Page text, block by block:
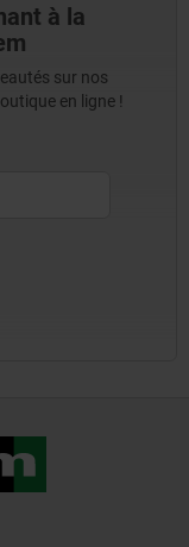
à la
sur nos
en ligne !